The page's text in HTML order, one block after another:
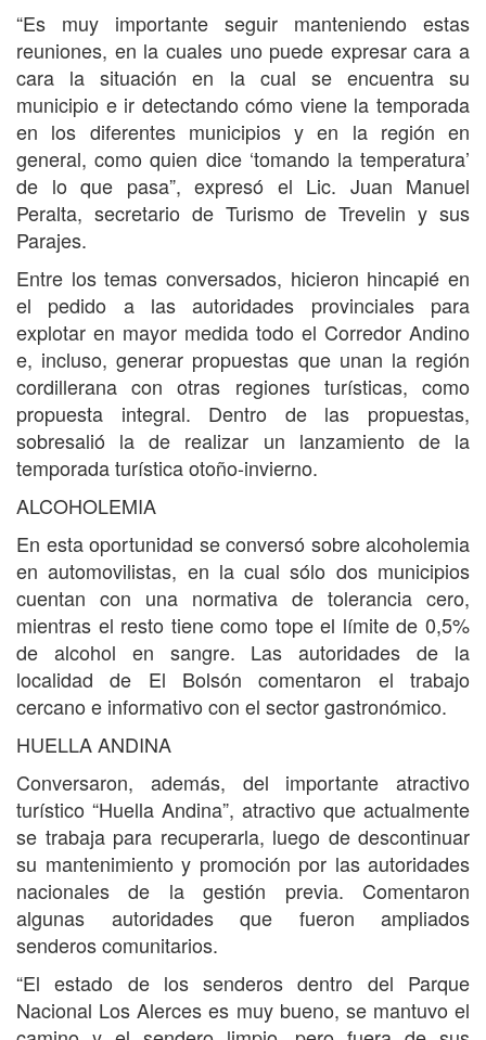
“Es muy importante seguir manteniendo estas
reuniones, en la cuales uno puede expresar cara a
cara la situación en la cual se encuentra su
municipio e ir detectando cómo viene la temporada
en los diferentes municipios y en la región en
general, como quien dice ‘tomando la temperatura’
de lo que pasa”, expresó el Lic. Juan Manuel
Peralta, secretario de Turismo de Trevelin y sus
Parajes.
Entre los temas conversados, hicieron hincapié en
el pedido a las autoridades provinciales para
explotar en mayor medida todo el Corredor Andino
e, incluso, generar propuestas que unan la región
cordillerana con otras regiones turísticas, como
propuesta integral. Dentro de las propuestas,
sobresalió la de realizar un lanzamiento de la
temporada turística otoño-invierno.
ALCOHOLEMIA
En esta oportunidad se conversó sobre alcoholemia
en automovilistas, en la cual sólo dos municipios
cuentan con una normativa de tolerancia cero,
mientras el resto tiene como tope el límite de 0,5%
de alcohol en sangre. Las autoridades de la
localidad de El Bolsón comentaron el trabajo
cercano e informativo con el sector gastronómico.
HUELLA ANDINA
Conversaron, además, del importante atractivo
turístico “Huella Andina”, atractivo que actualmente
se trabaja para recuperarla, luego de descontinuar
su mantenimiento y promoción por las autoridades
nacionales de la gestión previa. Comentaron
algunas autoridades que fueron ampliados
senderos comunitarios.
“El estado de los senderos dentro del Parque
Nacional Los Alerces es muy bueno, se mantuvo el